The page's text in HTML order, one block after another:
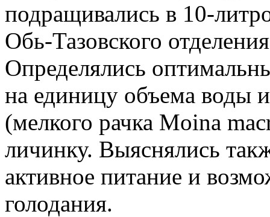
подращивались в 10-
Обь-Тазовского
Определялись
на единицу объема воды
(мелкого рачка Moina
личинку. Выяснялись
активное питание и
голодания.